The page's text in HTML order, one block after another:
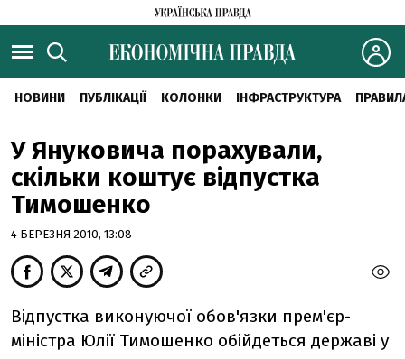
НОВИНИ ПУБЛІКАЦІЇ КОЛОНКИ ІНФРАСТРУКТУРА
У Януковича порахували,
скільки коштує відпустка
Тимошенко
4 БЕРЕЗНЯ 2010, 13:08
Відпустка виконуючої обов'язки прем'єр-
міністра Юлії Тимошенко обійдеться державі у